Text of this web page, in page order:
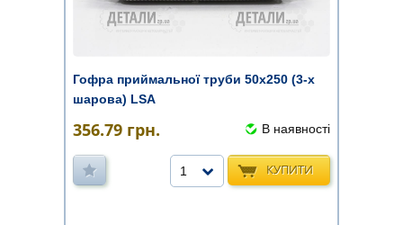
Гофра приймальної труби 50х250 (3-х
шарова) LSA
356.79 грн. В наявності
КУПИТИ
1